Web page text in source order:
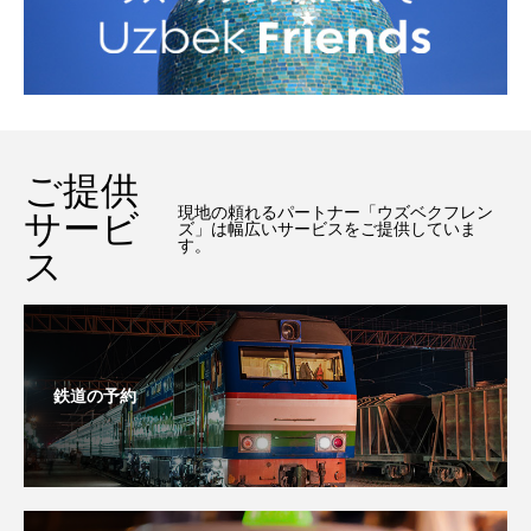
ご提供
サービ
ス
現地の頼れるパートナー「ウズベクフレン
ズ」は幅広いサービスをご提供していま
す。
鉄道の予約